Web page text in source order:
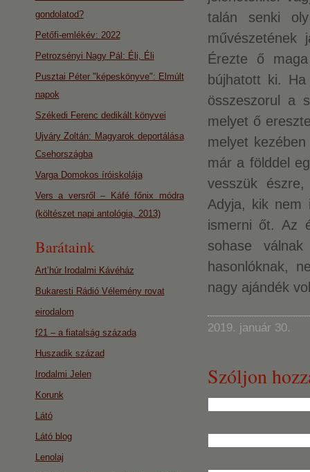
talán senki
Érezte ő
bújhatott ki.
összeszorul a
melyet ő
melyet
már a földdel
vesszük
Adyja, kik nem
ismerni őt. Az
sohase
hasonlóknak,
nagy ajándék
2019. január 30.
Szóljon
gondolatod?
Petőfi-emlékév: 2022
Petrozsényi Nagy Pál: Éli, Éli
Pusztai Péter "képeskönyve": Elmúlt
napok
Székedi Ferenc dedikált könyvei
Ujváry Zoltán: Magyarok deportálása
Csehországba
Varga Domokos íróiskolája
Vers a versről – Káfé főnix módra
(költészet napi antológia, 2013)
Barátaink
Art’húr Irodalmi Kávéház
Bukaresti Rádió Vélemény rovat
eirodalom
f21 – a fiatalság százada
Huszadik század
Irodalmi Jelen
Korunk
Látó
Látó blog
Lenolaj